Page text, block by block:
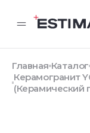
Главная Каталог
Керамогранит
(Керамический